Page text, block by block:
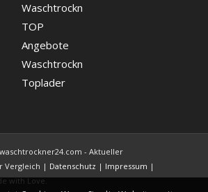
Waschtrockner
TOP
Angebote
Waschtrockner
Toplader
- Aktueller
Vergleich | Datenschutz | Impressum |
with Love.